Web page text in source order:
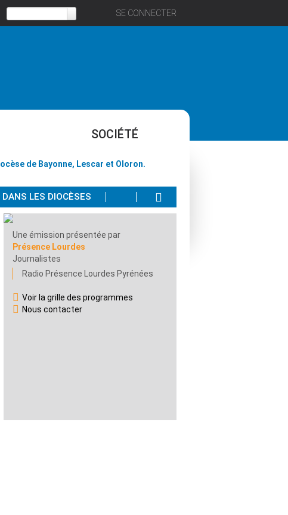
SE CONNECTER
SOCIÉTÉ
de Bayonne, Lescar et Oloron.
LES DIOCÈSES
Une émission présentée par
Présence Lourdes
Journalistes
Radio Présence Lourdes Pyrénées
Voir la grille des programmes
Nous contacter